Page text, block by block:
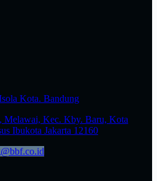
Kota. Bandung
Melawai, Kec. Kby. Baru, Kota
Ibukota Jakarta 12160